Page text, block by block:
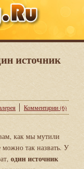
источник
Комментарии (6)
как мы мутили
можно так назвать. У
один источник